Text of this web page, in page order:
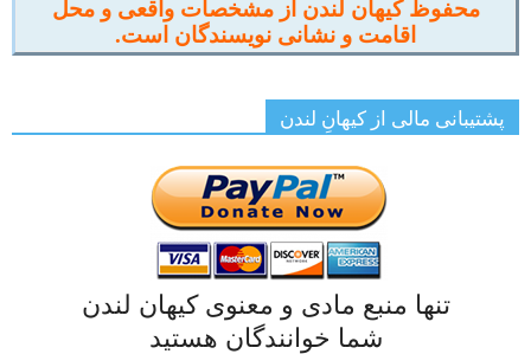
محفوظ کیهان لندن از مشخصات واقعی و محل
اقامت و نشانی نویسندگان است.
پشتیبانی مالی از کیهانِ لندن
تنها منبع مادی و معنوی کیهان لندن
شما خوانندگان هستید